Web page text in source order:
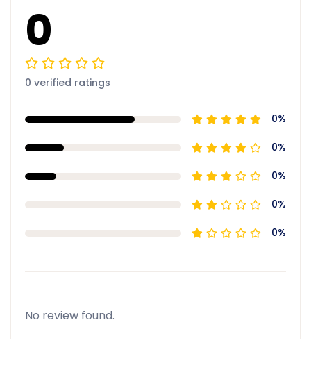
0
0 verified ratings
0%
0%
0%
0%
0%
No review found.